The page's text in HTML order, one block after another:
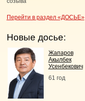
Перейти в раздел «ДОСЬЕ»
Новые досье:
Жапаров
Акылбек
Усенбекович
61 год